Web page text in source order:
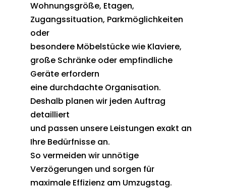
Wohnungsgröße, Etagen,
Zugangssituation, Parkmöglichkeiten
oder
besondere Möbelstücke wie Klaviere,
große Schränke oder empfindliche
Geräte erfordern
eine durchdachte Organisation.
Deshalb planen wir jeden Auftrag
detailliert
und passen unsere Leistungen exakt an
Ihre Bedürfnisse an.
So vermeiden wir unnötige
Verzögerungen und sorgen für
maximale Effizienz am Umzugstag.